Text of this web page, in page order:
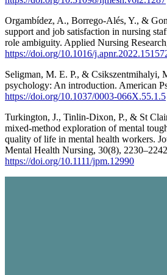
Orgambídez, A., Borrego-Alés, Y., &
support and job satisfaction in nursing
role ambiguity. Applied Nursing
https://doi.org/10.1016/
Seligman, M. E. P., & Csikszentmihalyi,
psychology: An introduction. American
https://doi.org/10.1037/0003-066X.55.1.5
Turkington, J., Tinlin-Dixon, P., & St
mixed-method exploration of mental
quality of life in mental health workers.
Mental Health Nursing, 30(8),
https://doi.org/10.1111/jpm.12990